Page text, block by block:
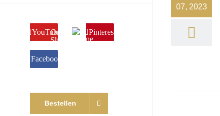
YouTubeOnline
Shop
Pinterest
Facebook
Bestellen
07, 2023